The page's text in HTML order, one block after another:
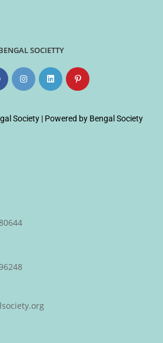
SOCIETTY
Society | Powered by Bengal Society